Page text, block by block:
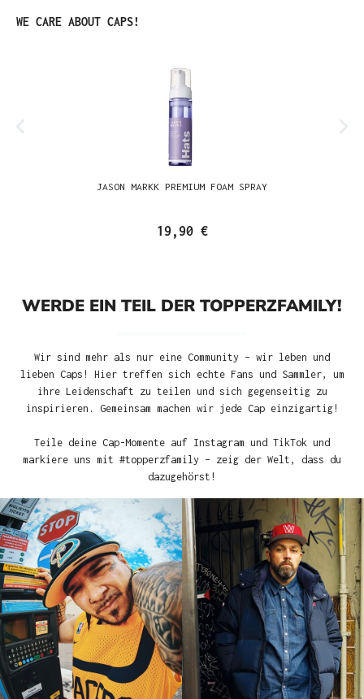
Produktgalerie überspringen
WE CARE ABOUT CAPS!
JASON MARKK PREMIUM FOAM SPRAY
19,90 €
WERDE EIN TEIL DER TOPPERZFAMILY!
Wir sind mehr als nur eine Community – wir leben und
lieben Caps! Hier treffen sich echte Fans und Sammler, um
ihre Leidenschaft zu teilen und sich gegenseitig zu
inspirieren. Gemeinsam machen wir jede Cap einzigartig!
Teile deine Cap-Momente auf Instagram und TikTok und
markiere uns mit #topperzfamily – zeig der Welt, dass du
dazugehörst!